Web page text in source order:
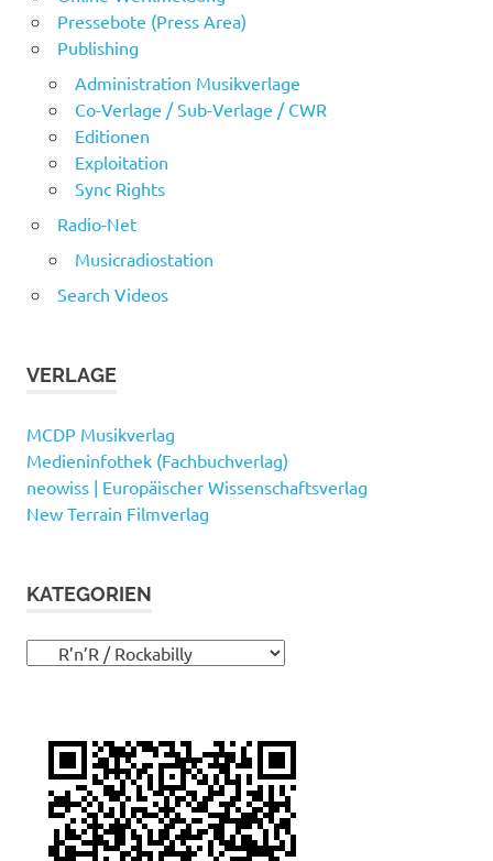
Pressebote (Press Area)
Publishing
Administration Musikverlage
Co-Verlage / Sub-Verlage / CWR
Editionen
Exploitation
Sync Rights
Radio-Net
Musicradiostation
Search Videos
VERLAGE
MCDP Musikverlag
Medieninfothek (Fachbuchverlag)
neowiss | Europäischer Wissenschaftsverlag
New Terrain Filmverlag
KATEGORIEN
Kategorien